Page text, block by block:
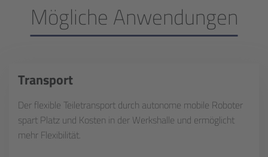
Mögliche Anwendungen
Transport
Der flexible Teiletransport durch autonome mobile Roboter
spart Platz und Kosten in der Werkshalle und ermöglicht
mehr Flexibilität.